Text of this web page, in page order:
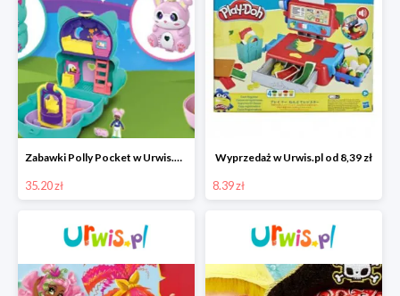
Zabawki Polly Pocket w Urwis.pl od 35,20 zł
35.20 zł
Wyprzedaż w Urwis.pl od 8,39 zł
8.39 zł